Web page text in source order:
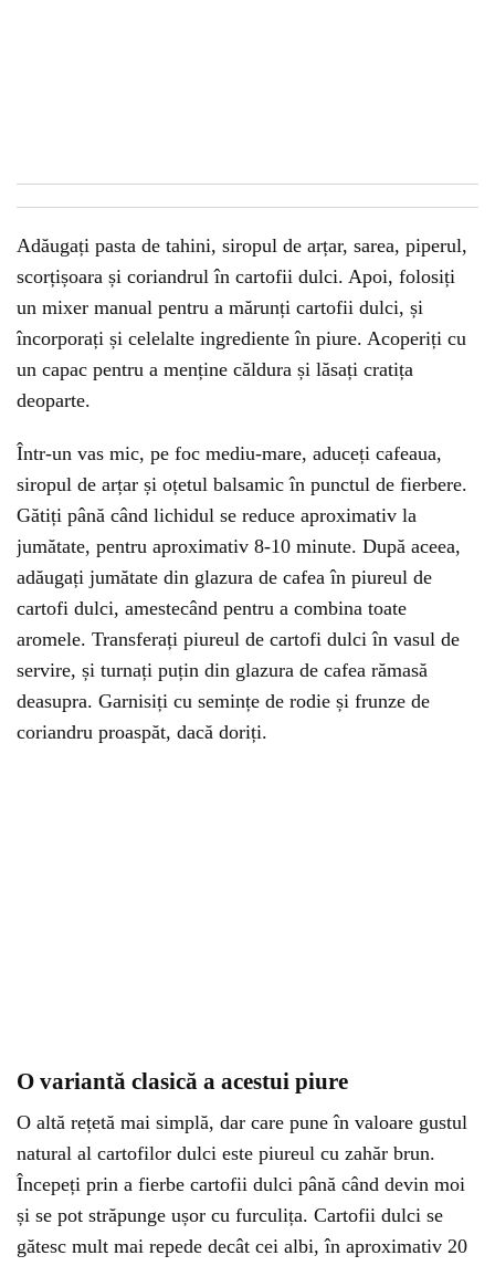
Adăugați pasta de tahini, siropul de arțar, sarea, piperul,
scorțișoara și coriandrul în cartofii dulci. Apoi, folosiți
un mixer manual pentru a mărunți cartofii dulci, și
încorporați și celelalte ingrediente în piure. Acoperiți cu
un capac pentru a menține căldura și lăsați cratița
deoparte.
Într-un vas mic, pe foc mediu-mare, aduceți cafeaua,
siropul de arțar și oțetul balsamic în punctul de fierbere.
Gătiți până când lichidul se reduce aproximativ la
jumătate, pentru aproximativ 8-10 minute. După aceea,
adăugați jumătate din glazura de cafea în piureul de
cartofi dulci, amestecând pentru a combina toate
aromele. Transferați piureul de cartofi dulci în vasul de
servire, și turnați puțin din glazura de cafea rămasă
deasupra. Garnisiți cu semințe de rodie și frunze de
coriandru proaspăt, dacă doriți.
O variantă clasică a acestui piure
O altă rețetă mai simplă, dar care pune în valoare gustul
natural al cartofilor dulci este piureul cu zahăr brun.
Începeți prin a fierbe cartofii dulci până când devin moi
și se pot străpunge ușor cu furculița. Cartofii dulci se
gătesc mult mai repede decât cei albi, în aproximativ 20